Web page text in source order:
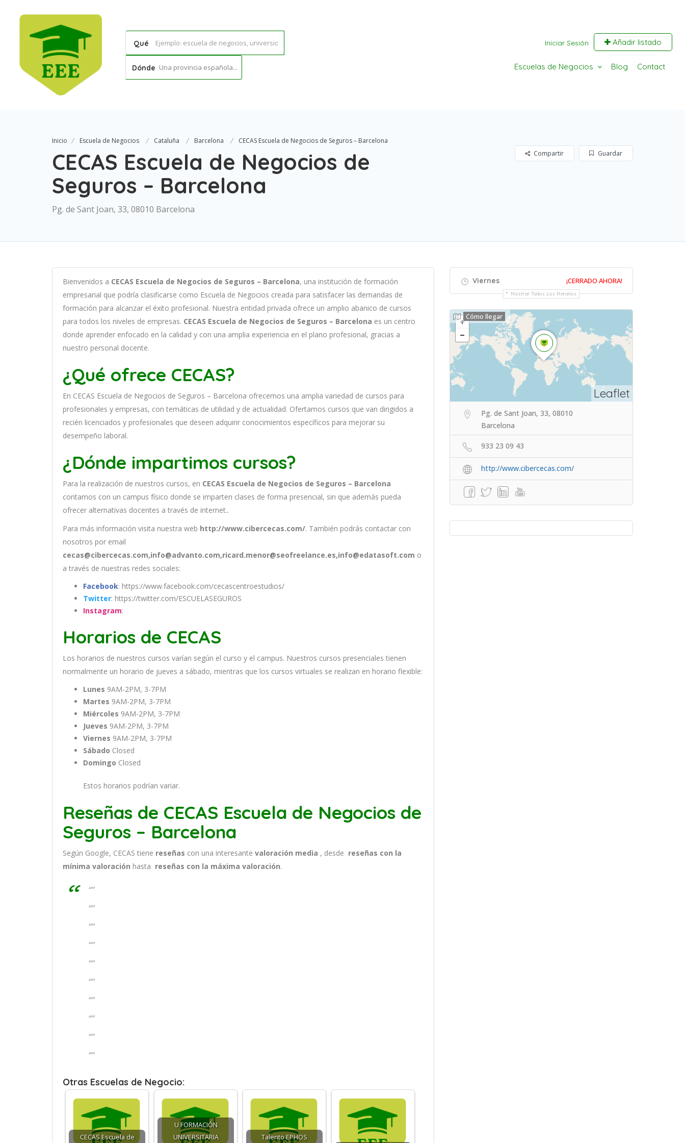
Qué
Dónde Una provincia española...
Iniciar Sesión Añadir listado
Escuelas de Negocios Blog Contact
Inicio Escuela de Negocios Cataluña Barcelona CECAS Escuela de Negocios de Seguros – Barcelona
CECAS Escuela de Negocios de
Seguros – Barcelona
Pg. de Sant Joan, 33, 08010 Barcelona
Guardar
Compartir
Bienvenidos a CECAS Escuela de Negocios de Seguros – Barcelona, una institución de formación
empresarial que podría clasificarse como Escuela de Negocios creada para satisfacer las demandas de
formación para alcanzar el éxito profesional. Nuestra entidad privada ofrece un amplio abanico de cursos
para todos los niveles de empresas. CECAS Escuela de Negocios de Seguros – Barcelona es un centro
donde aprender enfocado en la calidad y con una amplia experiencia en el plano profesional, gracias a
nuestro personal docente.
¿Qué ofrece CECAS?
En CECAS Escuela de Negocios de Seguros – Barcelona ofrecemos una amplia variedad de cursos para
profesionales y empresas, con temáticas de utilidad y de actualidad. Ofertamos cursos que van dirigidos a
recién licenciados y profesionales que deseen adquirir conocimientos específicos para mejorar su
desempeño laboral.
¿Dónde impartimos cursos?
Para la realización de nuestros cursos, en CECAS Escuela de Negocios de Seguros – Barcelona
contamos con un campus físico donde se imparten clases de forma presencial, sin que además pueda
ofrecer alternativas docentes a través de internet..
Para más información visita nuestra web http://www.cibercecas.com/. También podrás contactar con
nosotros por email
cecas@cibercecas.com,info@advanto.com,ricard.menor@seofreelance.es,info@edatasoft.com o
a través de nuestras redes sociales:
Facebook: https://www.facebook.com/cecascentroestudios/
Twitter: https://twitter.com/ESCUELASEGUROS
Instagram:
Horarios de CECAS
Los horarios de nuestros cursos varían según el curso y el campus. Nuestros cursos presenciales tienen
normalmente un horario de jueves a sábado, mientras que los cursos virtuales se realizan en horario flexible:
Lunes 9AM-2PM, 3-7PM
Martes 9AM-2PM, 3-7PM
Miércoles 9AM-2PM, 3-7PM
Jueves 9AM-2PM, 3-7PM
Viernes 9AM-2PM, 3-7PM
Sábado Closed
Domingo Closed
Estos horarios podrían variar.
Reseñas de CECAS Escuela de Negocios de
Seguros – Barcelona
Según Google, CECAS tiene reseñas con una interesante valoración media , desde reseñas con la
mínima valoración hasta reseñas con la máxima valoración.
“”
“”
“”
“”
“”
“”
“”
“”
“”
“”
Otras Escuelas de Negocio:
CECAS Escuela de
U FORMACIÓN
UNIVERSITARIA
Talento EPHOS
Viernes ¡CERRADO AHORA!
Mostrar Todos Los Horarios
Leaflet
Cómo llegar
Pg. de Sant Joan, 33, 08010
Barcelona
933 23 09 43
http://www.cibercecas.com/